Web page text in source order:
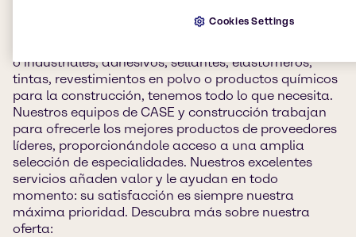
o industriales, adhesivos, sellantes, elastómeros,
tintas, revestimientos en polvo o productos químicos
para la construcción, tenemos todo lo que necesita.
Nuestros equipos de CASE y construcción trabajan
para ofrecerle los mejores productos de proveedores
líderes, proporcionándole acceso a una amplia
selección de especialidades. Nuestros excelentes
servicios añaden valor y le ayudan en todo
momento: su satisfacción es siempre nuestra
máxima prioridad. Descubra más sobre nuestra
oferta:
Cookies Settings